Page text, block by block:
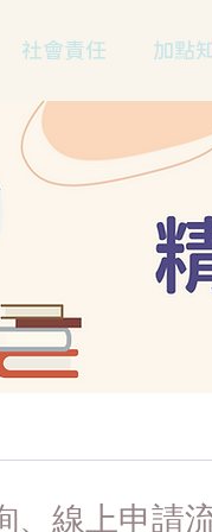
社會責任 加點
、線上申請